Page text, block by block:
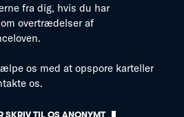
fra dig, hvis du har
overtrædelser af
os med at opspore karteller
os.
SKRIV TIL OS ANONYMT